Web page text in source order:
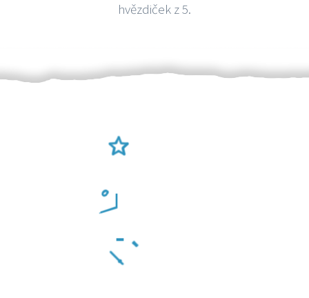
hvězdiček z 5.